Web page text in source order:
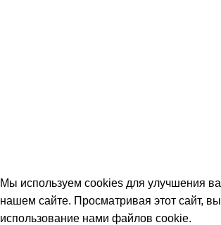
Мы используем cookies для улучшения
нашем сайте. Просматривая этот сайт,
использование нами файлов cookie.